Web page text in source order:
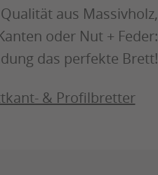
aus Massivholz,
oder Nut + Feder:
das perfekte Brett!
& Profilbretter